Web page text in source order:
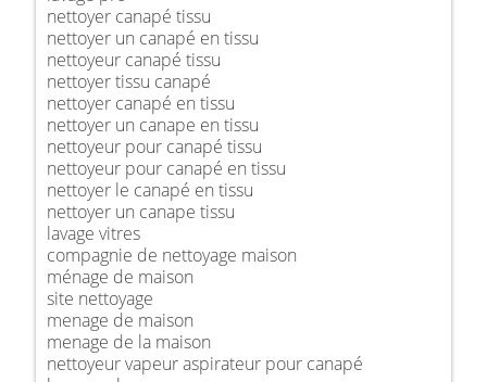
nettoyer canapé tissu
nettoyer un canapé en tissu
nettoyeur canapé tissu
nettoyer tissu canapé
nettoyer canapé en tissu
nettoyer un canape en tissu
nettoyeur pour canapé tissu
nettoyeur pour canapé en tissu
nettoyer le canapé en tissu
nettoyer un canape tissu
lavage vitres
compagnie de nettoyage maison
ménage de maison
site nettoyage
menage de maison
menage de la maison
nettoyeur vapeur aspirateur pour canapé